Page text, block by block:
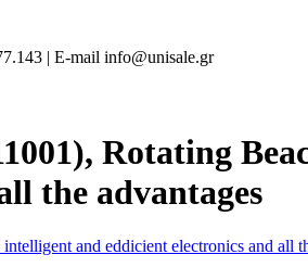
| E-mail info@unisale.gr
Rotating
the advantages